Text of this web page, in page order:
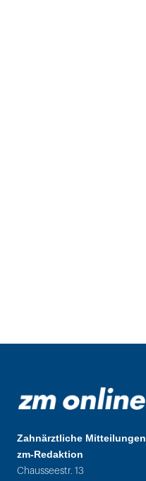
Zahnärztliche Mitteilungen
zm-Redaktion
Chausseestr. 13